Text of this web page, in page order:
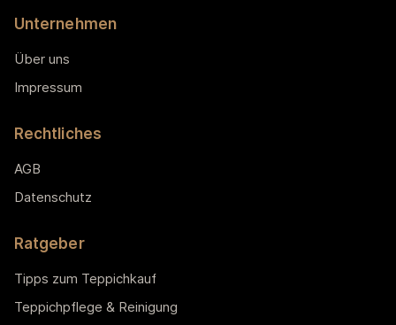
Unternehmen
Über uns
Impressum
Rechtliches
AGB
Datenschutz
Ratgeber
Tipps zum Teppichkauf
Teppichpflege & Reinigung